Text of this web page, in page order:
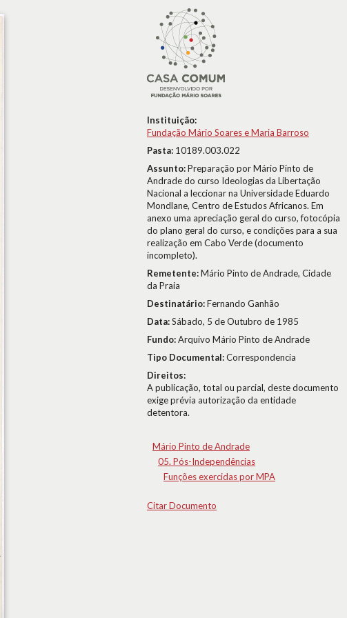
Instituição:
Fundação Mário Soares e Maria Barroso
Pasta: 10189.003.022
Assunto:Preparação por Mário Pinto de
Andrade do curso Ideologias da Libertação
Nacional a leccionar na Universidade Eduardo
Mondlane, Centro de Estudos Africanos. Em
anexo uma apreciação geral do curso, fotocópia
do plano geral do curso, e condições para a sua
realização em Cabo Verde (documento
incompleto).
Remetente:Mário Pinto de Andrade, Cidade
da Praia
Destinatário:Fernando Ganhão
Data:Sábado, 5 de Outubro de 1985
Fundo:Arquivo Mário Pinto de Andrade
Tipo Documental:Correspondencia
Direitos:
A publicação, total ou parcial, deste documento
exige prévia autorização da entidade
detentora.
Mário Pinto de Andrade
05. Pós-Independências
Funções exercidas por MPA
Citar Documento